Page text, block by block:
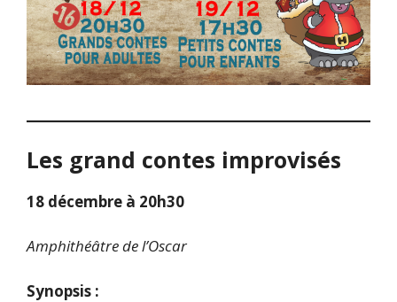
Les grand contes improvisés
18 décembre à 20h30
Amphithéâtre de l’Oscar
Synopsis :